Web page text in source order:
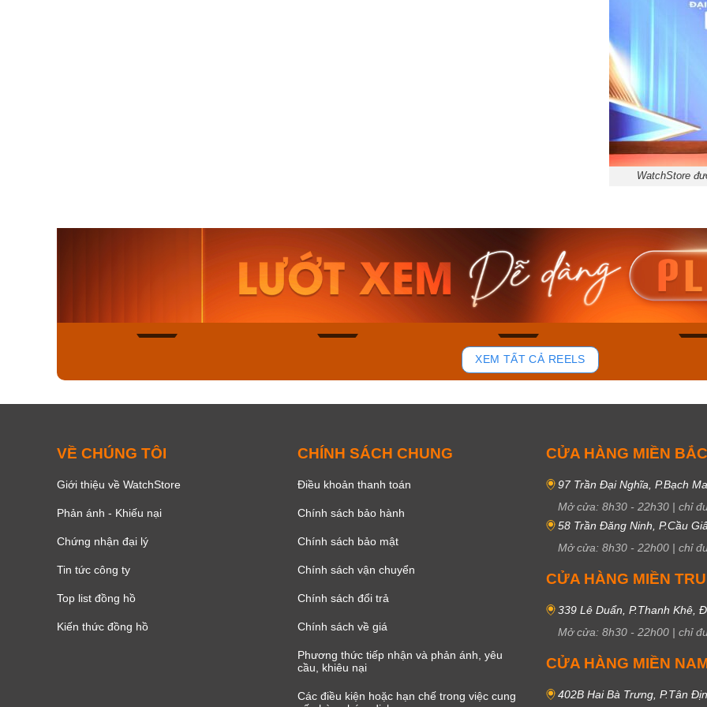
WatchStore
Casio Nam MTS-
115D-1AVDF
2.823.000₫
2.399.550₫
Mua ngay
37
Casio Nam MTS-
RS100L-1AVDF
4.276.000₫
3.634.600₫
Casio
230EL-
Mua
XEM TẤT CẢ REELS
VỀ CHÚNG TÔI
Giới thiệu về WatchStore
Phản ánh - Khiếu nại
Chứng nhận đại lý
Tin tức công ty
Top list đồng hồ
Kiến thức đồng hồ
CHÍNH SÁCH CHUNG
Điều khoản thanh toán
Chính sách bảo hành
Chính sách bảo mật
Chính sách vận chuyển
Chính sách đổi trả
Chính sách về giá
Phương thức tiếp nhận và phản ánh, yêu
cầu, khiêu nại
Các điều kiện hoặc hạn chế trong việc cung
CỬA HÀNG MIỀN BẮC
97 Trần Đại Nghĩa, P.Bạch
Mở cửa: 8h30 - 22h30 | chỉ
58 Trần Đăng Ninh, P.Cầu
Mở cửa: 8h30 - 22h00 | chỉ
CỬA HÀNG MIỀN
339 Lê Duẩn, P.Thanh Khê,
Mở cửa: 8h30 - 22h00 | chỉ
CỬA HÀNG MIỀN
402B Hai Bà Trưng, P.Tân